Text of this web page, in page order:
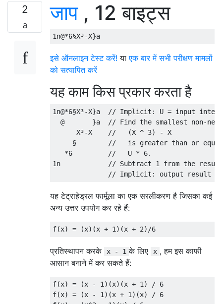
2 जाप, 12 बाइट्स
इसे ऑनलाइन टेस्ट करें!याएक बार में सभी परीक्षण मामलों
को सत्यापित करें
यह काम किस प्रकार करता है
1n@*6§X³-X}a  // Implicit: U = input
@       }a  // Find the smallest non-
      X³-X    //   (X ^ 3) - X
§        //   is greater than or
   *6         //   U * 6.
1n            // Subtract 1 from the
यह टेट्राहेड्रल फार्मूला का एक सरलीकरण है जिसका कई
अन्य उत्तर उपयोग कर रहे हैं:
प्रतिस्थापन करके x - 1 के लिए x , हम इस काफी
आसान बनाने में कर सकते हैं:
f(x) = (x - 1)(x)(x + 1) / 6
f(x) = (x - 1)(x + 1)(x) / 6